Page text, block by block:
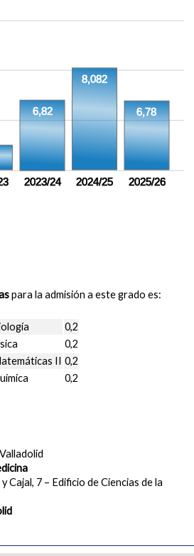
6,82
8,082
6,78
2023/24 2024/25 2025/26
para la admisión a este grado es:
0,2
0,2
II 0,2
0,2
Cajal, 7 – Edificio de Ciencias de la